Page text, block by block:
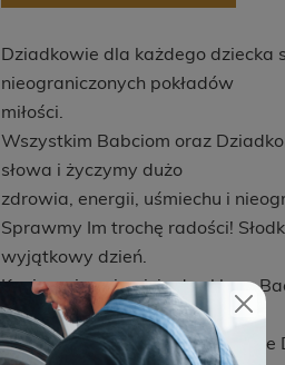
Dziadkowie dla każdego
nieograniczonych pokładów
miłości.
Wszystkim Babciom oraz
słowa i życzymy dużo
zdrowia, energii, uśmiechu i
Sprawmy Im trochę radości!
wyjątkowy dzień.
Koniecznie zajrzyjcie do sklepu
pysznych promocji
przygotowanych specjalnie na te